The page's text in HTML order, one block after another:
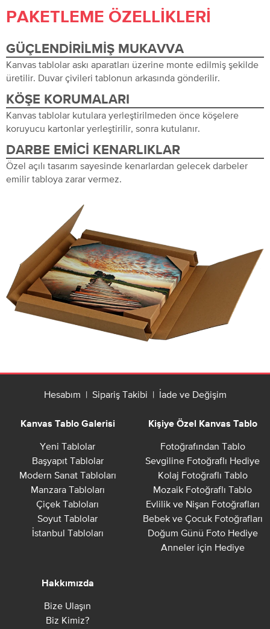
PAKETLEME ÖZELLIKLERI
GÜÇLENDIRILMIŞ MUKAVVA
Kanvas tablolar askı aparatları üzerine monte edilmiş şekilde
üretilir. Duvar çivileri tablonun arkasında gönderilir.
KÖŞE KORUMALARI
Kanvas tablolar kutulara yerleştirilmeden önce köşelere
koruyucu kartonlar yerleştirilir, sonra kutulanır.
DARBE EMICI KENARLIKLAR
Özel açılı tasarım sayesinde kenarlardan gelecek darbeler
emilir tabloya zarar vermez.
Hesabım | Sipariş Takibi | İade ve Değişim
Kanvas Tablo Galerisi
Yeni Tablolar
Başyapıt Tablolar
Modern Sanat Tabloları
Manzara Tabloları
Çiçek Tabloları
Soyut Tablolar
İstanbul Tabloları
Kişiye Özel Kanvas Tablo
Fotoğrafından Tablo
Sevgiline Fotoğraflı Hediye
Kolaj Fotoğraflı Tablo
Mozaik Fotoğraflı Tablo
Evlilik ve Nişan Fotoğrafları
Bebek ve Çocuk Fotoğrafları
Doğum Günü Foto Hediye
Anneler için Hediye
Hakkımızda
Bize Ulaşın
Biz Kimiz?